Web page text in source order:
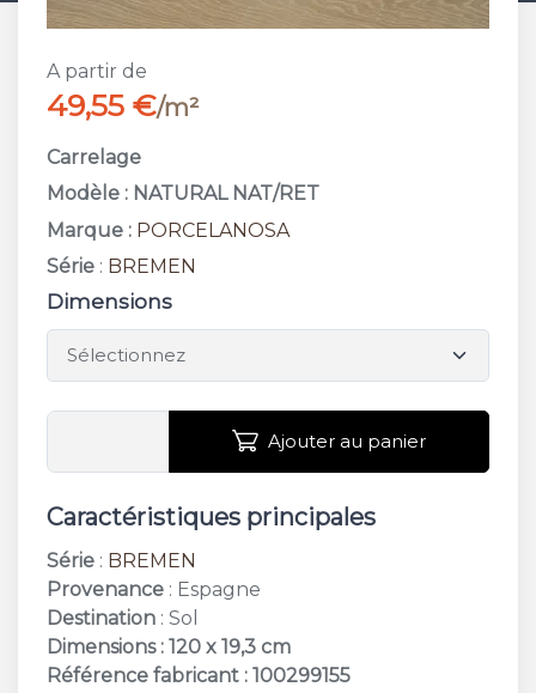
A partir de
49,55 €/m²
Carrelage
Modèle : NATURAL NAT/RET
Marque : PORCELANOSA
Série : BREMEN
Dimensions
Ajouter au panier
Caractéristiques principales
Série : BREMEN
Provenance : Espagne
Destination : Sol
Dimensions : 120 x 19,3 cm
Référence fabricant : 100299155